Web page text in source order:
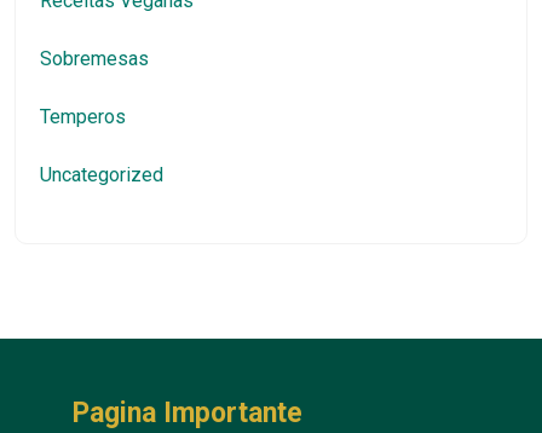
Sobremesas
Temperos
Uncategorized
Pagina Importante